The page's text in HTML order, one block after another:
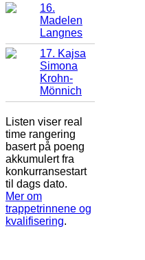
16.
Madelen
Langnes
17. Kajsa
Simona
Krohn-
Mönnich
Listen viser real
time rangering
basert på poeng
akkumulert fra
konkurransestart
til dags dato.
Mer om
trappetrinnene og
kvalifisering.